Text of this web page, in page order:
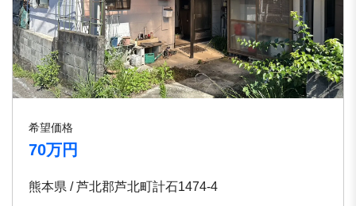
希望価格
70万円
熊本県 / 芦北郡芦北町計石1474-4